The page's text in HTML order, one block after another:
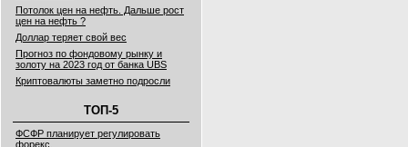
Потолок цен на нефть. Дальше рост
цен на нефть ?
Доллар теряет свой вес
Прогноз по фондовому рынку и
золоту на 2023 год от банка UBS
Криптовалюты заметно подросли
ТОП-5
ФСФР планирует регулировать
форекс.